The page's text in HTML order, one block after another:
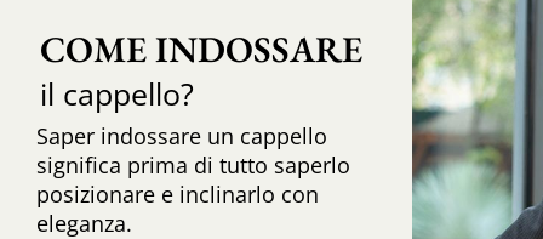
COME INDOSSARE
il cappello?
Saper indossare un cappello
significa prima di tutto saperlo
posizionare e inclinarlo con
eleganza.